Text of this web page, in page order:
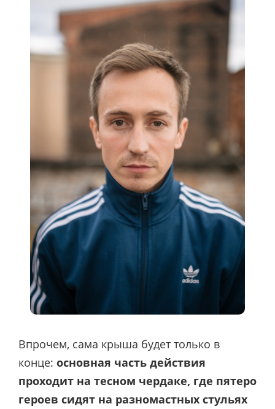
Впрочем, сама крыша будет только в
конце: основная часть действия
проходит на тесном чердаке, где пятеро
героев сидят на разномастных стульях